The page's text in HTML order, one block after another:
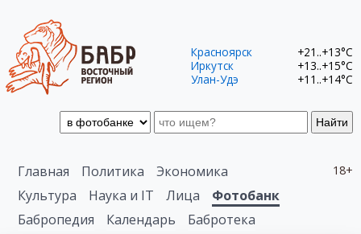
Найти
Красноярск
+21..+13°C
Иркутск
+13..+15°C
Улан-Удэ
+11..+14°C
18+
Главная Политика
Экономика
Культура
Наука и IT Лица
Фотобанк
Бабропедия
Календарь Бабротека